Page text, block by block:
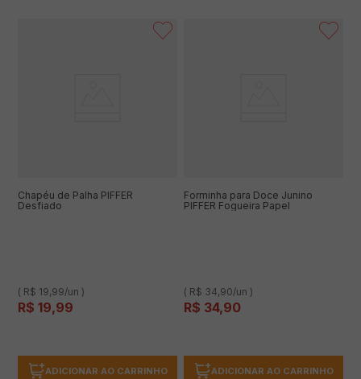
Chapéu de Palha PIFFER
Desfiado
( R$ 19,99/un )
R$ 19,99
ADICIONAR AO CARRINHO
Forminha para Doce Junino
PIFFER Fogueira Papel
( R$ 34,90/un )
R$ 34,90
ADICIONAR AO CARRINHO